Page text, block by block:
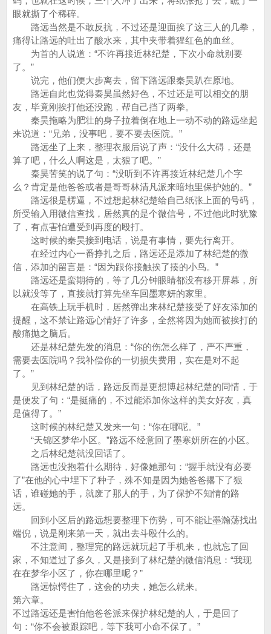
眼就撕了个稀碎。
路远当然是不敢反抗，不过还是迎面挨了这三人的几拳，
痛得让路远的吐出了酸水来，其中夹带着猩红色的血丝。
为首的人说道：“不许再接近林纪楚，下次小命就别要
了。”
说完，他们便大步离去，留下路远跟秦昊趴在原地。
路远自此也觉得秦昊虽然好色，不过还是可以相交的朋
友，毕竟刚挨打他还没跑，帮自己挡了两拳。
秦昊拖略为肥壮的身子拉着倒在地上一动不动的路远坐起
来说道：“兄弟，没事吧，要不要去医院。”
路远坐了上来，整理衣服后说了声：“没什么大碍，还是
算了吧，什么人啊这是，太狠了吧。”
秦昊苦笑的说了句：“没听到不许再接近林纪楚几个字
么？肯定是他爸爸或者是哥哥林清凡派来暗地里保护她的。”
路远很是楞逼，不过想起林纪楚给自己纸张上面的号码，
所受输入用微信查找，居然真的是个微信号，不过他此时犹豫
了，有点害怕遭受到再度的殴打。
这时候的秦昊接到电话，说是有事情，要先行离开。
在经过内心一番挣扎之后，路远还是添加了林纪楚的微
信，添加的留言是：“因为跟你接触挨了揍的小鸟。”
路远还是蛮期待的，等了几分钟眼睛都没有移开屏幕，所
以就没等了，直接就打算先坐车回墨寒妍的家里。
在高铁上玩手机时，居然弹出来林纪楚接受了好友添加的
提醒，这不禁让路远心情好了许多，全然将因为她而被挨打的
酸痛抛之脑后。
还是林纪楚先发的消息：“你的伤怎么样了，严不严重，
需要去医院吗？我补偿你的一切损失费用，实在是对不起
了。”
见到林纪楚的话，路远反而是更想博起林纪楚的同情，于
是便发了句：“是挺痛的，不过能添加你这样的美女好友，真
是值得了。”
这时候的林纪楚又发来一句：“你在哪呢。”
“天锦区梦华小区。”路远不经意回了墨寒妍所在的小区。
之后林纪楚就没回话了。
路远也没抱着什么期待，好像她那句：“握手就没有必要
了”在他的心中埋下了种子，殊不知是因为她爸爸撂下了狠
话，谁碰她的手，就废了那人的手，为了保护不知情的路
远。
回到小区后的路远想要整理下伤势，可不能让墨瀚荡找出
端倪，说是刚来第一天，就出去斗殴什么的。
不注意间，整理完的路远就玩起了手机来，也就忘了回
家，不知道过了多久，又是接到了林纪楚的微信消息：“我现
在在梦华小区了，你在哪里呢？”
路远惊愕住了，这会的功夫，她怎么就来。
第六章。
不过路远还是害怕他爸爸派来保护林纪楚的人，于是回了
句：“你不会被跟踪吧，等下我可小命不保了。”